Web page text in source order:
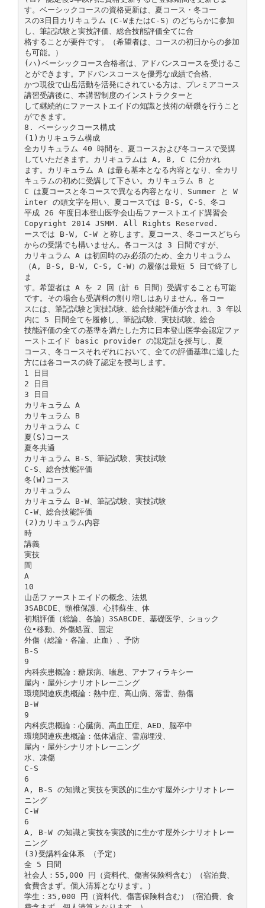
す。ベーシックコースの資格更新は、夏コース・冬コー
スの3日目カリキュラム（C-WまたはC-S）のどちらかに参加
し、筆記試験と実技評価、総合技能評価全てに合
格することが要件です。（希望者は、コースの初日からの参加
も可能。）
(ハ)ベーシックコース合格者は、アドバンスコースを受けるこ
とができます。アドバンスコースを優秀な成績で合格、
かつ現役で山岳活動を活発にされている方は、プレミアコース
講習受講後に、本講習制度のインストラクターと
して継続的にファーストエイドの知識と技術の研鑽を行うこと
ができます。
8. ベーシックコース構成
(1)カリキュラム構成
全カリキュラム 40 時間を、夏コースおよび冬コースで受講
していただきます。カリキュラムは A, B, C に分かれ
ます。カリキュラム A は最も基本となる内容となり、全カリ
キュラムの初めに受講して下さい。カリキュラム B と
C は夏コースと冬コースで異なる内容となり、Summer と W
inter の頭文字を用い、夏コースでは B-S, C-S、冬コ
平成 26 年度日本登山医学会山岳ファーストエイド講習会
Copyright 2014 JSMM. All Rights Reserved.
ースでは B-W, C-W と称します。夏コース、冬コースどちら
からの受講でも構いません。各コースは 3 日間ですが、
カリキュラム A は初回時のみ必須のため、全カリキュラム
（A, B-S, B-W, C-S, C-W）の履修は最短 5 日で終了し
ま
す。希望者は A を 2 回（計 6 日間）受講することも可能
です。その場合も受講料の割り増しはありません。各コー
スには、筆記試験と実技試験、総合技能評価が含まれ、3 年以
内に 5 日間全てを履修し、筆記試験、実技試験、総合
技能評価の全ての基準を満たした方に日本登山医学会認定ファ
ーストエイド basic provider の認定証を授与し、夏
コース、冬コースそれぞれにおいて、全ての評価基準に達した
方には各コースの終了認定を授与します。
1 日目
2 日目
3 日目
カリキュラム A
カリキュラム B
カリキュラム C
夏(S)コース
夏冬共通
カリキュラム B-S、筆記試験、実技試験
C-S、総合技能評価
冬(W)コース
カリキュラム
カリキュラム B-W、筆記試験、実技試験
C-W、総合技能評価
(2)カリキュラム内容
時
講義
実技
間
A
10
山岳ファーストエイドの概念、法規
3SABCDE、頸椎保護、心肺蘇生、体
初期評価（総論、各論）3SABCDE、基礎医学、ショック
位•移動、外傷処置、固定
外傷（総論・各論、止血）、予防
B-S
9
内科疾患概論：糖尿病、喘息、アナフィラキシー
屋内・屋外シナリオトレーニング
環境関連疾患概論：熱中症、高山病、落雷、熱傷
B-W
9
内科疾患概論：心臓病、高血圧症、AED、脳卒中
環境関連疾患概論：低体温症、雪崩埋没、
屋内・屋外シナリオトレーニング
水、凍傷
C-S
6
A, B-S の知識と実技を実践的に生かす屋外シナリオトレー
ニング
C-W
6
A, B-W の知識と実技を実践的に生かす屋外シナリオトレー
ニング
(3)受講料金体系 （予定）
全 5 日間
社会人：55,000 円（資料代、傷害保険料含む）（宿泊費、
食費含まず。個人清算となります。）
学生：35,000 円（資料代、傷害保険料含む）（宿泊費、食